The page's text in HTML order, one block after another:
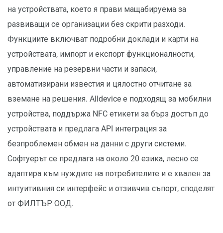
на устройствата, което я прави мащабируема за
развиващи се организации без скрити разходи.
Функциите включват подробни доклади и карти на
устройствата, импорт и експорт функционалности,
управление на резервни части и запаси,
автоматизирани известия и цялостно отчитане за
вземане на решения. Alldevice е подходящ за мобилни
устройства, поддържа NFC етикети за бърз достъп до
устройствата и предлага API интеграция за
безпроблемен обмен на данни с други системи.
Софтуерът се предлага на около 20 езика, лесно се
адаптира към нуждите на потребителите и е хвален за
интуитивния си интерфейс и отзивчив съпорт, споделят
от ФИЛТЪР ООД.